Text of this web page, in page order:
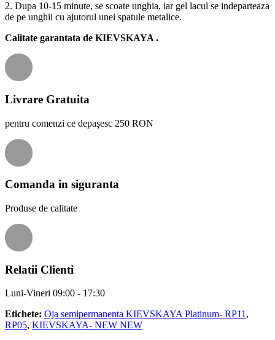
2. Dupa 10-15 minute, se scoate unghia, iar gel lacul se indeparteaza
de pe unghii cu ajutorul unei spatule metalice.
Calitate garantata de KIEVSKAYA .
Livrare Gratuita
pentru comenzi ce depaşesc 250 RON
Comanda in siguranta
Produse de calitate
Relatii Clienti
Luni-Vineri 09:00 - 17:30
Etichete: Oja semipermanenta KIEVSKAYA Platinum- RP11,
RP05, KIEVSKAYA- NEW NEW